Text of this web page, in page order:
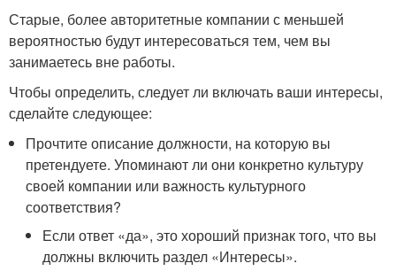
Старые, более авторитетные компании с меньшей
вероятностью будут интересоваться тем, чем вы
занимаетесь вне работы.
Чтобы определить, следует ли включать ваши интересы,
сделайте следующее:
Прочтите описание должности, на которую вы
претендуете. Упоминают ли они конкретно культуру
своей компании или важность культурного
соответствия?
Если ответ «да», это хороший признак того, что вы
должны включить раздел «Интересы».